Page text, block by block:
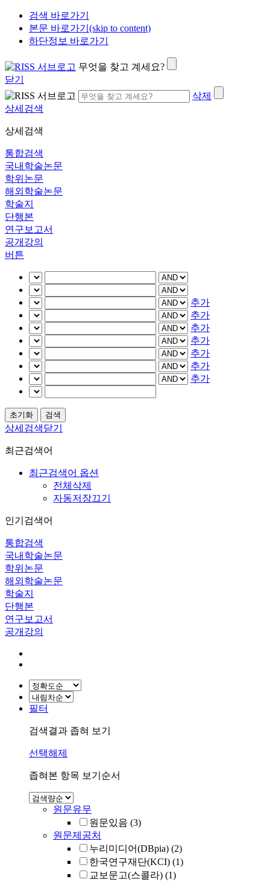
검색 바로가기
본문 바로가기(skip to content)
하단정보 바로가기
무엇을 찾고 계세요?
닫기
삭제
상세검색
상세검색
통합검색
국내학술논문
학위논문
해외학술논문
학술지
단행본
연구보고서
공개강의
버튼
추가
추가
추가
추가
추가
추가
추가
상세검색닫기
최근검색어
최근검색어 옵션
전체삭제
자동저장끄기
인기검색어
통합검색
국내학술논문
학위논문
해외학술논문
학술지
단행본
연구보고서
공개강의
필터
검색결과 좁혀 보기
선택해제
좁혀본 항목 보기순서
원문유무
원문있음 (3)
원문제공처
누리미디어(DBpia) (2)
한국연구재단(KCI) (1)
교보문고(스콜라) (1)